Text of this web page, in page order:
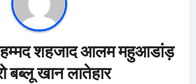
शहजाद आलम महुआडांड़
बब्लू खान लातेहार